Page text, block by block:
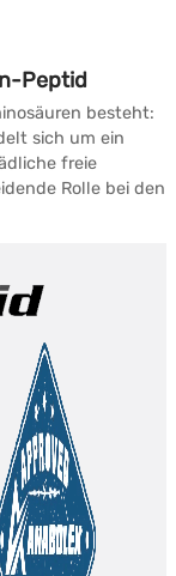
Peptid
besteht:
sich um ein
freie
Rolle bei den